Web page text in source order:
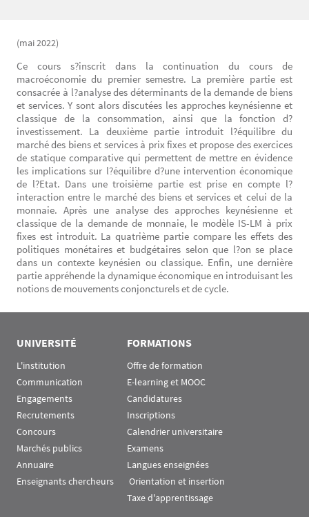
(mai 2022)
Ce cours s?inscrit dans la continuation du cours de
macroéconomie du premier semestre. La première partie est
consacrée à l?analyse des déterminants de la demande de biens
et services. Y sont alors discutées les approches keynésienne et
classique de la consommation, ainsi que la fonction d?
investissement. La deuxième partie introduit l?équilibre du
marché des biens et services à prix fixes et propose des exercices
de statique comparative qui permettent de mettre en évidence
les implications sur l?équilibre d?une intervention économique
de l?Etat. Dans une troisième partie est prise en compte l?
interaction entre le marché des biens et services et celui de la
monnaie. Après une analyse des approches keynésienne et
classique de la demande de monnaie, le modèle IS-LM à prix
fixes est introduit. La quatrième partie compare les effets des
politiques monétaires et budgétaires selon que l?on se place
dans un contexte keynésien ou classique. Enfin, une dernière
partie appréhende la dynamique économique en introduisant les
notions de mouvements conjoncturels et de cycle.
UNIVERSITÉ
L'institution
Communication
Engagements
Recrutements
Concours
Marchés publics
Annuaire
Enseignants chercheurs
FORMATIONS
Offre de formation
E-learning et MOOC
Candidatures
Inscriptions
Calendrier universitaire
Examens
Langues enseignées
Orientation et insertion
Taxe d'apprentissage